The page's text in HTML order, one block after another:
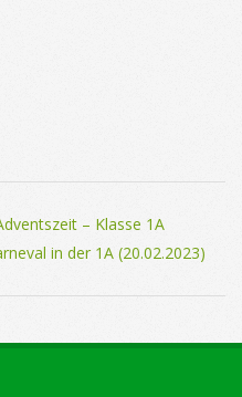
– Klasse 1A
in der 1A (20.02.2023)